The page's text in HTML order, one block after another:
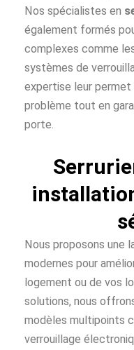
Nos spécialistes en
également formés
complexes comme
systèmes de
expertise leur
problème tout en
porte.
Nous proposons une
modernes pour
logement ou de vos
solutions, nous
modèles multipoints
verrouillage